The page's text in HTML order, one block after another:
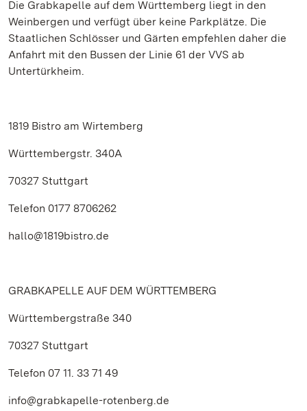
Die Grabkapelle auf dem Württemberg liegt in den
Weinbergen und verfügt über keine Parkplätze. Die
Staatlichen Schlösser und Gärten empfehlen daher die
Anfahrt mit den Bussen der Linie 61 der VVS ab
Untertürkheim.
1819 Bistro am Wirtemberg
Württembergstr. 340A
70327 Stuttgart
Telefon 0177 8706262
hallo@1819bistro.de
GRABKAPELLE AUF DEM WÜRTTEMBERG
Württembergstraße 340
70327 Stuttgart
Telefon 07 11. 33 71 49
info@grabkapelle-rotenberg.de